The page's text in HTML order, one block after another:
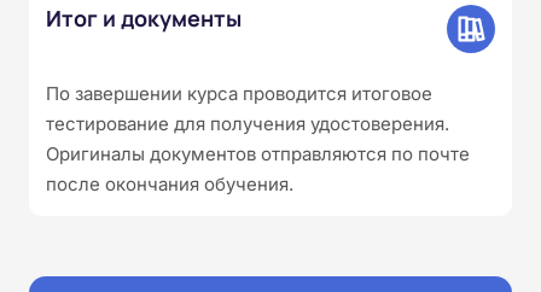
Итог и документы
По завершении курса проводится итоговое
тестирование для получения удостоверения.
Оригиналы документов отправляются по почте
после окончания обучения.